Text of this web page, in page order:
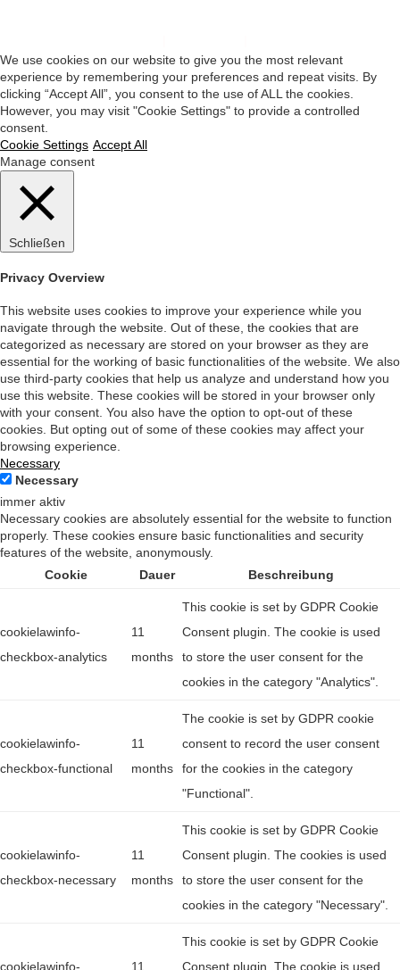
We use cookies on our website to give you the most relevant
experience by remembering your preferences and repeat visits. By
clicking “Accept All”, you consent to the use of ALL the cookies.
However, you may visit "Cookie Settings" to provide a controlled
consent.
Cookie Settings Accept All
Manage consent
Schließen
Privacy Overview
This website uses cookies to improve your experience while you
navigate through the website. Out of these, the cookies that are
categorized as necessary are stored on your browser as they are
essential for the working of basic functionalities of the website. We also
use third-party cookies that help us analyze and understand how you
use this website. These cookies will be stored in your browser only
with your consent. You also have the option to opt-out of these
cookies. But opting out of some of these cookies may affect your
browsing experience.
Necessary
Necessary
immer aktiv
Necessary cookies are absolutely essential for the website to function
properly. These cookies ensure basic functionalities and security
features of the website, anonymously.
Cookie
Dauer Beschreibung
cookielawinfo-
checkbox-analytics
11
months
This cookie is set by GDPR Cookie
Consent plugin. The cookie is used
to store the user consent for the
cookies in the category "Analytics".
cookielawinfo-
checkbox-functional
11
months
The cookie is set by GDPR cookie
consent to record the user consent
for the cookies in the category
"Functional".
cookielawinfo-
checkbox-necessary
11
months
This cookie is set by GDPR Cookie
Consent plugin. The cookies is used
to store the user consent for the
cookies in the category "Necessary".
cookielawinfo- 11
This cookie is set by GDPR Cookie
Consent plugin. The cookie is used